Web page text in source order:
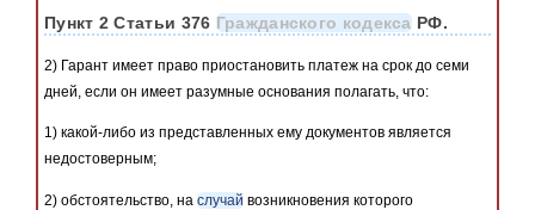
Пункт 2 Статьи 376 Гражданского кодекса РФ.
2) Гарант имеет право приостановить платеж на срок до семи
дней, если он имеет разумные основания полагать, что:
1) какой-либо из представленных ему документов является
недостоверным;
2) обстоятельство, на случай возникновения которого